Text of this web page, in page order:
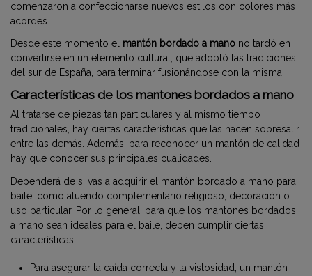
comenzaron a confeccionarse nuevos estilos con colores más
acordes.
Desde este momento el mantón bordado a mano no tardó en
convertirse en un elemento cultural, que adoptó las tradiciones
del sur de España, para terminar fusionándose con la misma.
Características de los mantones bordados a mano
Al tratarse de piezas tan particulares y al mismo tiempo
tradicionales, hay ciertas características que las hacen sobresalir
entre las demás. Además, para reconocer un mantón de calidad
hay que conocer sus principales cualidades.
Dependerá de si vas a adquirir el mantón bordado a mano para
baile, como atuendo complementario religioso, decoración o
uso particular. Por lo general, para que los mantones bordados
a mano sean ideales para el baile, deben cumplir ciertas
características:
Para asegurar la caída correcta y la vistosidad, un mantón